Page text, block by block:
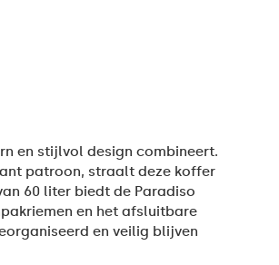
en stijlvol design combineert.
patroon, straalt deze koffer
60 liter biedt de Paradiso
en het afsluitbare
en veilig blijven